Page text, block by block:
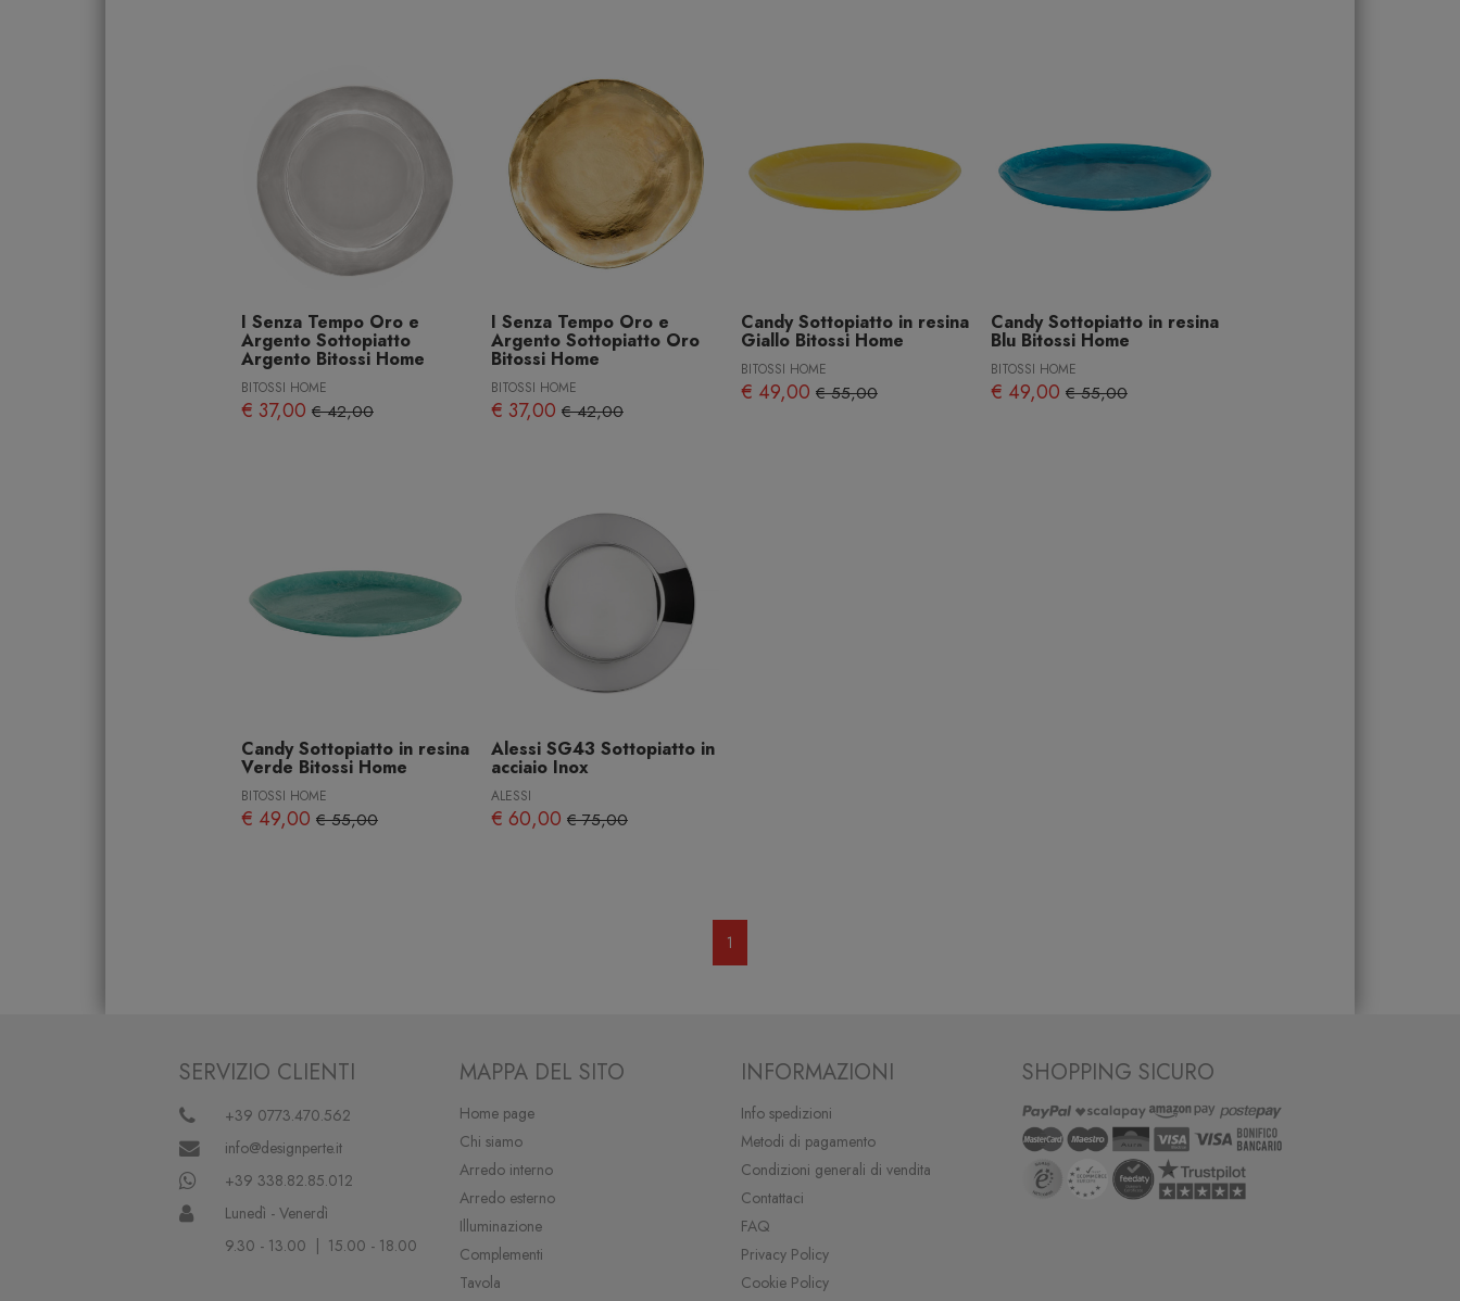
I Senza Tempo Oro e
Argento Sottopiatto
Argento Bitossi Home
BITOSSI HOME
€ 37,00 € 42,00
I Senza Tempo Oro e
Argento Sottopiatto Oro
Bitossi Home
BITOSSI HOME
€ 37,00 € 42,00
Candy Sottopiatto in resina
Giallo Bitossi Home
BITOSSI HOME
€ 49,00 € 55,00
Candy Sottopiatto in resina
Blu Bitossi Home
BITOSSI HOME
€ 49,00 € 55,00
Candy Sottopiatto in resina
Verde Bitossi Home
BITOSSI HOME
€ 49,00 € 55,00
Alessi SG43 Sottopiatto in
acciaio Inox
ALESSI
€ 60,00 € 75,00
1
SERVIZIO CLIENTI
+39 0773.470.562
info@designperte.it
+39 338.82.85.012
Lunedì - Venerdì
9.30 - 13.00 | 15.00 - 18.00
MAPPA DEL SITO
Home page
Chi siamo
Arredo interno
Arredo esterno
Illuminazione
Complementi
Tavola
INFORMAZIONI
Info spedizioni
Metodi di pagamento
Condizioni generali di vendita
Contattaci
FAQ
Privacy Policy
Cookie Policy
SHOPPING SICURO